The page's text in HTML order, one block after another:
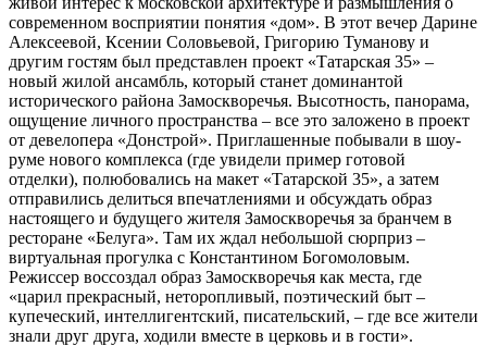
современном восприятии понятия «дом». В этот вечер Дарине
Алексеевой, Ксении Соловьевой, Григорию Туманову и
другим гостям был представлен проект «Татарская 35» –
новый жилой ансамбль, который станет доминантой
исторического района Замоскворечья. Высотность, панорама,
ощущение личного пространства – все это заложено в проект
от девелопера «Донстрой». Приглашенные побывали в шоу-
руме нового комплекса (где увидели пример готовой
отделки), полюбовались на макет «Татарской 35», а затем
отправились делиться впечатлениями и обсуждать образ
настоящего и будущего жителя Замоскворечья за бранчем в
ресторане «Белуга». Там их ждал небольшой сюрприз –
виртуальная прогулка с Константином Богомоловым.
Режиссер воссоздал образ Замоскворечья как места, где
«царил прекрасный, неторопливый, поэтический быт –
купеческий, интеллигентский, писательский, – где все жители
знали друг друга, ходили вместе в церковь и в гости».